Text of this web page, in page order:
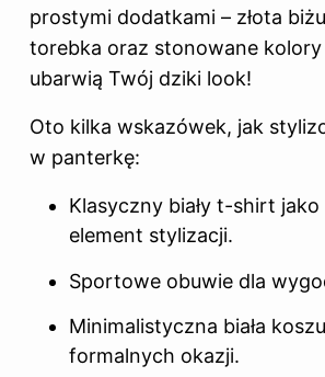
prostymi dodatkami – złota
torebka oraz stonowane
ubarwią Twój dziki look!
Oto kilka wskazówek, jak
w panterkę:
Klasyczny biały t-shirt
element stylizacji.
Sportowe obuwie dla
Minimalistyczna biała
formalnych okazji.